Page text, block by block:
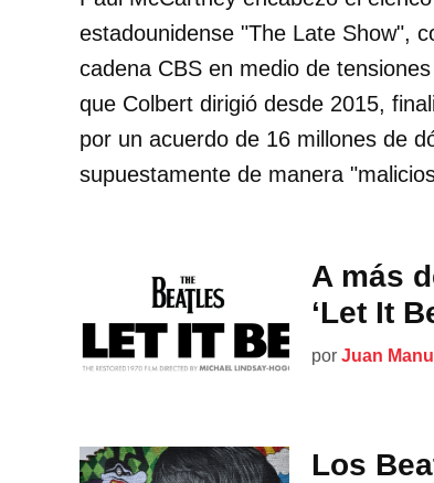
estadounidense "The Late Show",
cadena CBS en medio de
que Colbert dirigió desde 2015,
por un acuerdo de 16 millones de
supuestamente de manera
A más
‘Let It
por Juan
Los